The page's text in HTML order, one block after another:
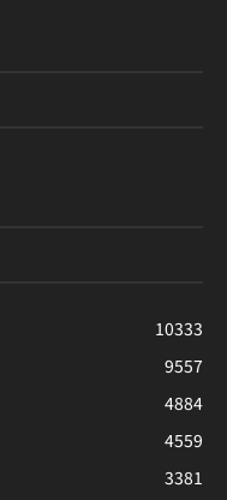
10333
9557
4884
4559
3381